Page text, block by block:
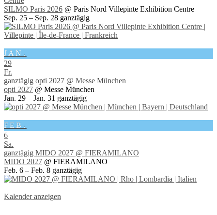
SILMO Paris 2026 @ Paris Nord Villepinte Exhibition Centre
Sep. 25 – Sep. 28 ganztägig
JAN.
29
Fr.
ganztägig opti 2027 @ Messe München
opti 2027 @ Messe München
Jan. 29 – Jan. 31 ganztägig
FEB.
6
Sa.
ganztägig MIDO 2027 @ FIERAMILANO
MIDO 2027 @ FIERAMILANO
Feb. 6 – Feb. 8 ganztägig
Kalender anzeigen